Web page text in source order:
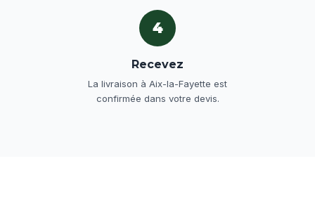
4
Recevez
La livraison à Aix-la-Fayette est
confirmée dans votre devis.